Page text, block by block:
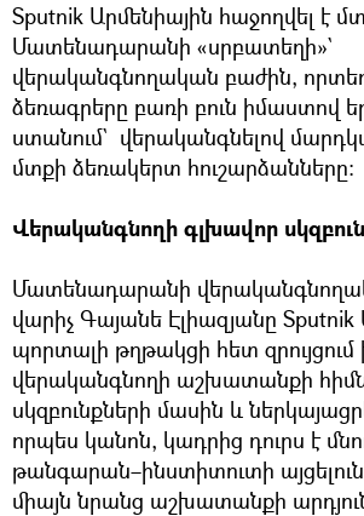
Sputnik Արմենիային հաջողվել է
Մատենադարանի «սրբատեղի»`
վերականգնողական բաժին,
ձեռագրերը բառի բուն իմաստով
ստանում` վերականգնելով
մտքի ձեռակերտ հուշարձանները։
Վերականգնողի գլխավոր
Մատենադարանի
վարիչ Գայանե Էլիազյանը
պորտալի թղթակցի հետ զրույցում
վերականգնողի աշխատանքի
սկզբունքների մասին և
որպես կանոն, կադրից դուրս է
թանգարան–ինստիտուտի
միայն նրանց աշխատանքի